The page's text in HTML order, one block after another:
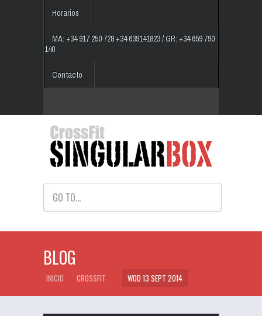
Horarios
MA: +34 917 250 728 +34 639141823 / GR: +34 659 790
140
Contacto
GO TO...
BLOG
INICIO CROSSFIT WOD 13 SEPT 2014